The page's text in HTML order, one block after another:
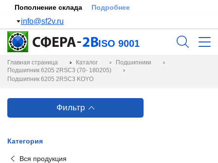
Пополнение склада Подробнее
info@sf2v.ru
ISO 9001
Главная страница Каталог
Подшипники
Подшипник 6205 2RSC3 (70- 180205)
Подшипник 6205 2RSC3 KOYO
Фильтр
Категория
Вся продукция